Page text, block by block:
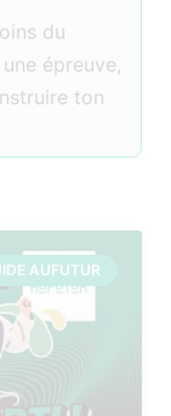
du
épreuve,
ton
AUFUTUR